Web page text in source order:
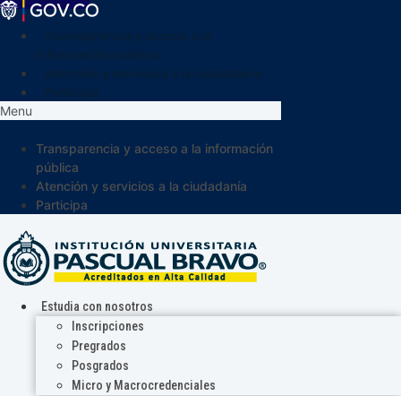
Menu
Transparencia y acceso a la información
pública
Atención y servicios a la ciudadanía
Participa
Estudia con nosotros
Inscripciones
Pregrados
Posgrados
Micro y Macrocredenciales